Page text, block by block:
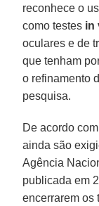
reconhece o
como testes in
oculares e de
que tenham
o refinamento
pesquisa.
De acordo com
ainda são
Agência
publicada em
encerrarem os